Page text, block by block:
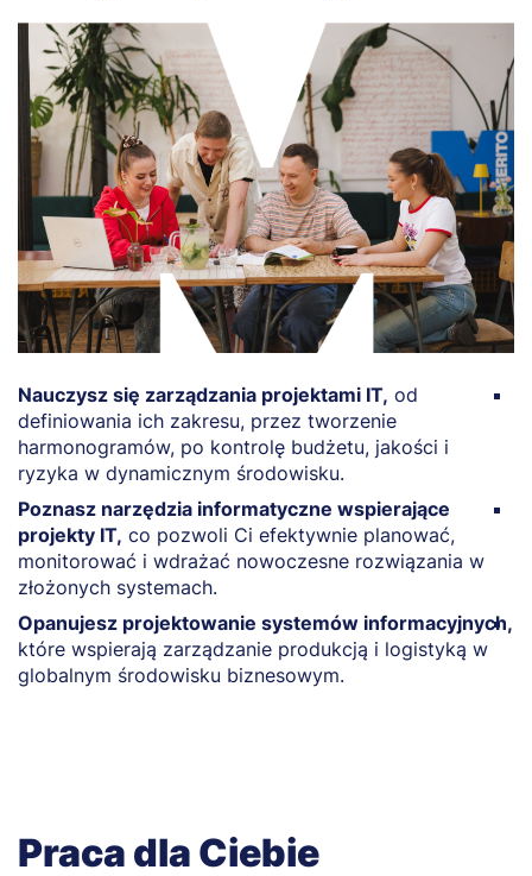
Nauczysz się zarządzania projektami IT, od
definiowania ich zakresu, przez tworzenie
harmonogramów, po kontrolę budżetu, jakości i
ryzyka w dynamicznym środowisku.
Poznasz narzędzia informatyczne wspierające
projekty IT, co pozwoli Ci efektywnie planować,
monitorować i wdrażać nowoczesne rozwiązania w
złożonych systemach.
Opanujesz projektowanie systemów informacyjnych,
które wspierają zarządzanie produkcją i logistyką w
globalnym środowisku biznesowym.
Praca dla Ciebie